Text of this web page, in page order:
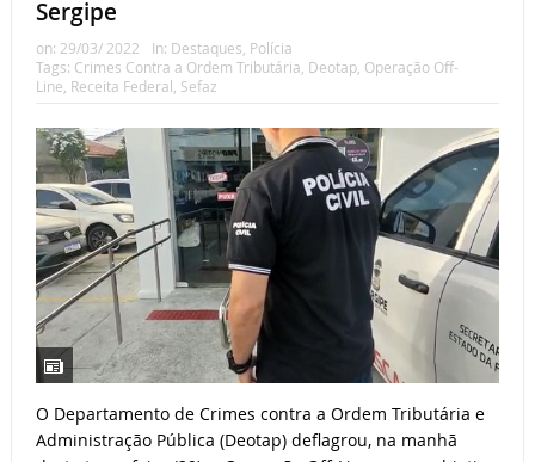
Sergipe
on: 29/03/ 2022 In: Destaques, Polícia
Tags: Crimes Contra a Ordem Tributária, Deotap, Operação Off-
Line, Receita Federal, Sefaz
O Departamento de Crimes contra a Ordem Tributária e
Administração Pública (Deotap) deflagrou, na manhã